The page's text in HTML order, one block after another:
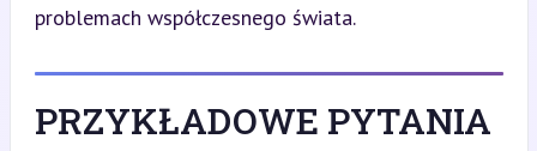
problemach współczesnego świata.
PRZYKŁADOWE PYTANIA